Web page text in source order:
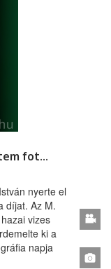
Rangos díjat kapott az egyetem fotóriportere
nyerte el
díjat. Az M.
vizes
ki a
napja